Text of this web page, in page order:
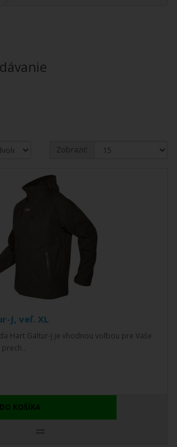
Zobraziť:
J, veľ. XL
Hart Galtur-J je vhodnou voľbou pre Vaše
DO KOŠÍKA